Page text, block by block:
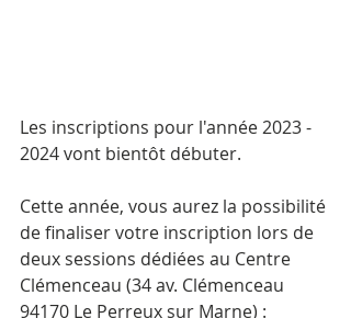
Les inscriptions pour l'année 2023 -
2024 vont bientôt débuter.
Cette année, vous aurez la possibilité
de finaliser votre inscription lors de
deux sessions dédiées au Centre
Clémenceau (34 av. Clémenceau
94170 Le Perreux sur Marne) :